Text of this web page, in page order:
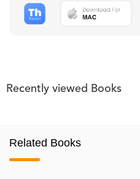
Recently viewed Books
Related Books